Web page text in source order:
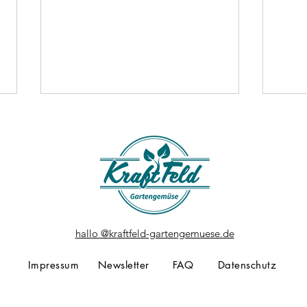
KraftFeld Gemüsekiste
hallo @kraftfeld-gartengemuese.de
Impressum Newsletter Datenschutz
FAQ